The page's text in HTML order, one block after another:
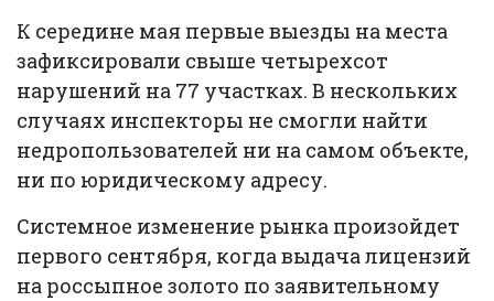
К середине мая первые выезды на места
зафиксировали свыше четырехсот
нарушений на 77 участках. В нескольких
случаях инспекторы не смогли найти
недропользователей ни на самом объекте,
ни по юридическому адресу.
Системное изменение рынка произойдет
первого сентября, когда выдача лицензий
на россыпное золото по заявительному